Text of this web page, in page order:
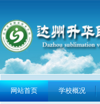
网站首页 学校概况